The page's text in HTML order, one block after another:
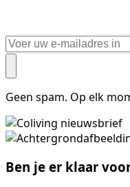
Geen spam. Op elk
Ben je er klaar